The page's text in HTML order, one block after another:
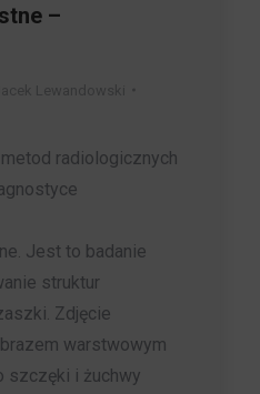
–
radiologicznych
Jest to badanie
struktur
Zdjęcie
warstwowym
szczęki i żuchwy